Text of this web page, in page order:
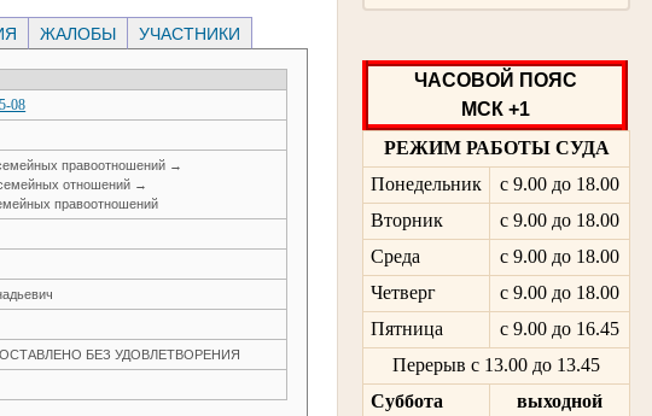
ЧАСОВОЙ ПОЯС
МСК +1
РЕЖИМ РАБОТЫ СУДА
Понедельник
с 9.00 до 18.00
Вторник
с 9.00 до 18.00
Среда
с 9.00 до 18.00
Четверг
с 9.00 до 18.00
Пятница
с 9.00 до 16.45
Перерыв с 13.00 до 13.45
Суббота
выходной
ЖАЛОБЫ УЧАСТНИКИ
08
правоотношений →
отношений →
правоотношений
ОСТАВЛЕНО БЕЗ УДОВЛЕТВОРЕНИЯ